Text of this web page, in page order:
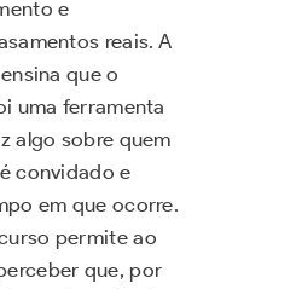
e
reais. A
que o
uma ferramenta
algo sobre quem
convidado e
em que ocorre.
permite ao
que, por